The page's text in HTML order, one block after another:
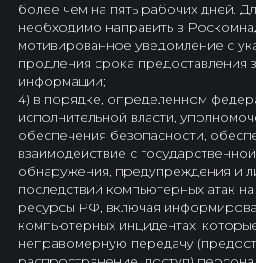
более чем на пять рабочих дней.
необходимо направить в
мотивированное уведомление с
продления срока предоставления
информации;
4) в порядке, определенном
исполнительной власти,
обеспечения безопасности,
взаимодействие с
обнаружения, предупреждения и
последствий компьютерных атак
ресурсы РФ, включая
компьютерных инцидентах,
неправомерную передачу